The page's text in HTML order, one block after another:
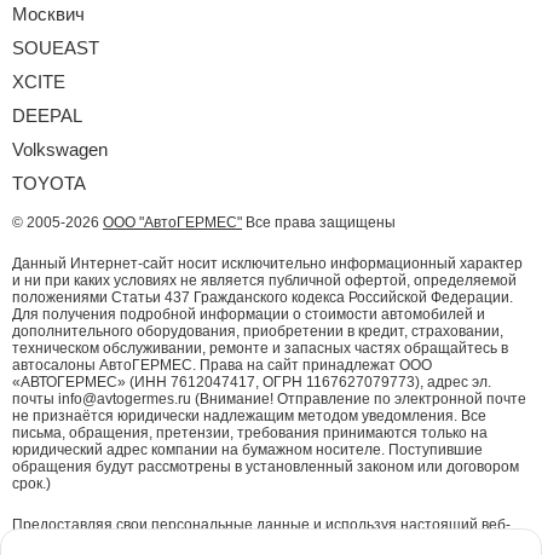
Москвич
SOUEAST
XCITE
DEEPAL
Volkswagen
TOYOTA
© 2005-2026 ООО "АвтоГЕРМЕС" Все права защищены
Данный Интернет-сайт носит исключительно информационный характер
и ни при каких условиях не является публичной офертой, определяемой
положениями Статьи 437 Гражданского кодекса Российской Федерации.
Для получения подробной информации о стоимости автомобилей и
дополнительного оборудования, приобретении в кредит, страховании,
техническом обслуживании, ремонте и запасных частях обращайтесь в
автосалоны АвтоГЕРМЕС. Права на сайт принадлежат ООО
«АВТОГЕРМЕС» (ИНН 7612047417, ОГРН 1167627079773), адрес эл.
почты info@avtogermes.ru (Внимание! Отправление по электронной почте
не признаётся юридически надлежащим методом уведомления. Все
письма, обращения, претензии, требования принимаются только на
юридический адрес компании на бумажном носителе. Поступившие
обращения будут рассмотрены в установленный законом или договором
срок.)
Предоставляя свои персональные данные и используя настоящий веб-